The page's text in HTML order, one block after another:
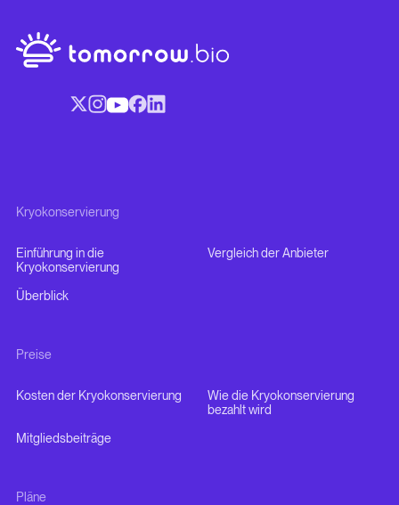
Kryokonservierung
Einführung in die
Kryokonservierung
Vergleich der Anbieter
Überblick
Preise
Kosten der Kryokonservierung
Wie die Kryokonservierung
bezahlt wird
Mitgliedsbeiträge
Pläne